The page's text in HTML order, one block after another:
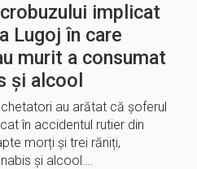
implicat
Lugoj în care
murit a consumat
și alcool
au arătat că șoferul
în accidentul rutier din
morți și trei răniți,
și alcool….